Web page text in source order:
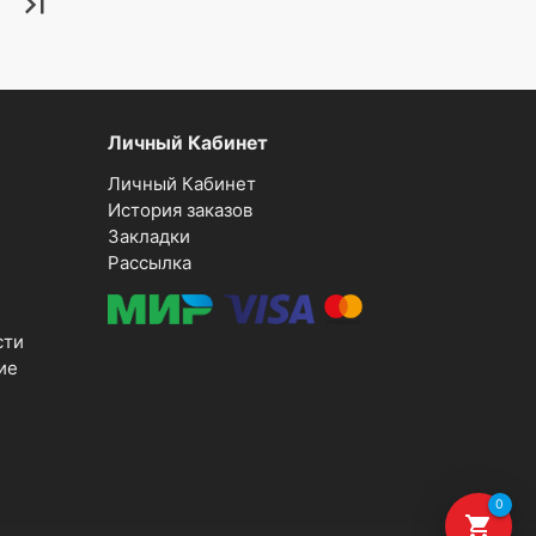
shopping_cart
0
Личный Кабинет
Личный Кабинет
История заказов
Закладки
Рассылка